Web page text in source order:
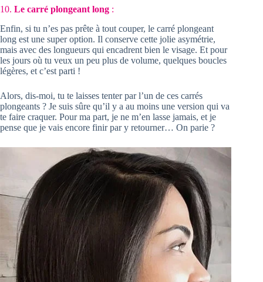
10. Le carré plongeant long :
Enfin, si tu n’es pas prête à tout couper, le carré plongeant
long est une super option. Il conserve cette jolie asymétrie,
mais avec des longueurs qui encadrent bien le visage. Et pour
les jours où tu veux un peu plus de volume, quelques boucles
légères, et c’est parti !
Alors, dis-moi, tu te laisses tenter par l’un de ces carrés
plongeants ? Je suis sûre qu’il y a au moins une version qui va
te faire craquer. Pour ma part, je ne m’en lasse jamais, et je
pense que je vais encore finir par y retourner… On parie ?